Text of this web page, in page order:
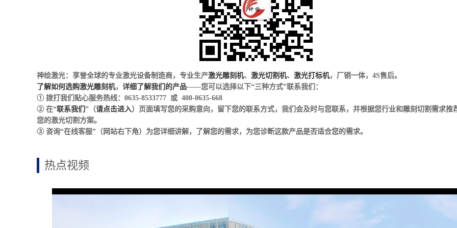
神绘激光：享誉全球的专业激光设备制造商，专业生产激光雕刻机、 激光切割机、 激光打标机，厂销一体，4S售后。
了解如何选购激光雕刻机， 详细了解我们的产品——您可以选择以下“三种方式”联系我们：
① 拨打我们贴心服务热线：0635-8533777 或 400-0635-668
② 在“联系我们 ”（请点击进入）页面填写您的采购意向，留下您的联系方式，我们会及时与您联系，并根据您行业和雕刻切割需求推
您的激光切割方案。
③ 咨询“在线客服”（网站右下角）为您详细讲解，了解您的需求，为您诊断这款产品是否适合您的需求。
热点视频